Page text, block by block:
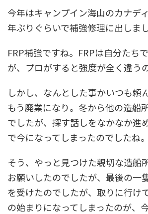
今年はキャンプイン海山のカナデ
年ぶりぐらいで補強修理に出しまし
FRP補強ですね。FRPは自分たち
が、プロがすると強度が全く違うの
しかし、なんとした事かいつも頼
もう廃業になり。冬から他の造船
でしたが、探す話しをなかなか進
で今になってしまったのでしたね。
そう、やっと見つけた親切な造船
お願いしたのでしたが、最後の一
を受けたのでしたが、取りに行け
の始まりになってしまったのが、